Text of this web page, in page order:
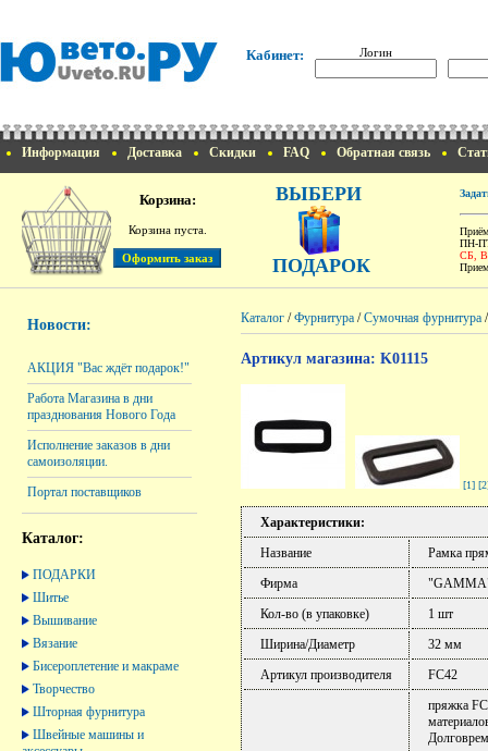
Кабинет: Логин
Информация Доставка Скидки FAQ Обратная связь
Корзина:
Корзина пуста.
ВЫБЕРИ
ПОДАРОК
ПН-
СБ,
Новости:
АКЦИЯ "Вас ждёт подарок!"
Работа Магазина в дни
празднования Нового Года
Исполнение заказов в дни
самоизоляции.
Портал поставщиков
Каталог:
ПОДАРКИ
Шитье
Вышивание
Вязание
Бисероплетение и макраме
Творчество
Шторная фурнитура
Швейные машины и
Каталог /Фурнитура /Сумочная фурнитура
Артикул магазина: K01115
[1]
Характеристики:
Название
Рамка
Фирма
Кол-во (в упаковке)
1 шт
Ширина/Диаметр
32 мм
Артикул производителя
FC42
пряжка